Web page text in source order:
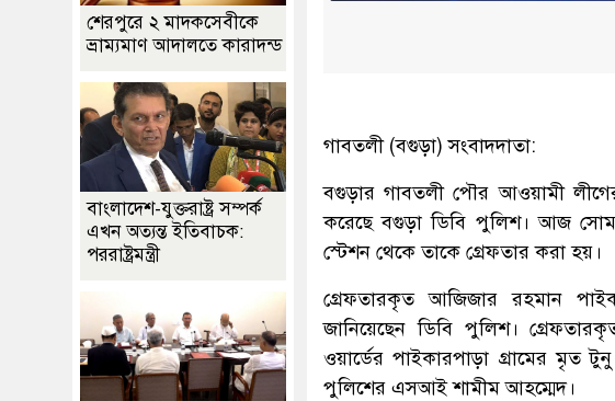
গাবতলী (বগুড়া) সংবাদদাতা:
বগুড়ার গাবতলী পৌর আওয়ামী
করেছে বগুড়া ডিবি পুলিশ। আজ
স্টেশন থেকে তাকে গ্রেফতার করা হয়।
গ্রেফতারকৃত আজিজার রহমান
জানিয়েছেন ডিবি পুলিশ।
ওয়ার্ডের পাইকারপাড়া গ্রামের মৃত
পুলিশের এসআই শামীম আহম্মেদ।
শেরপুরে ২ মাদকসেবীকে
ভ্রাম্যমাণ আদালতে কারাদন্ড
বাংলাদেশ-যুক্তরাষ্ট্র সম্পর্ক
এখন অত্যন্ত ইতিবাচক:
পররাষ্ট্রমন্ত্রী